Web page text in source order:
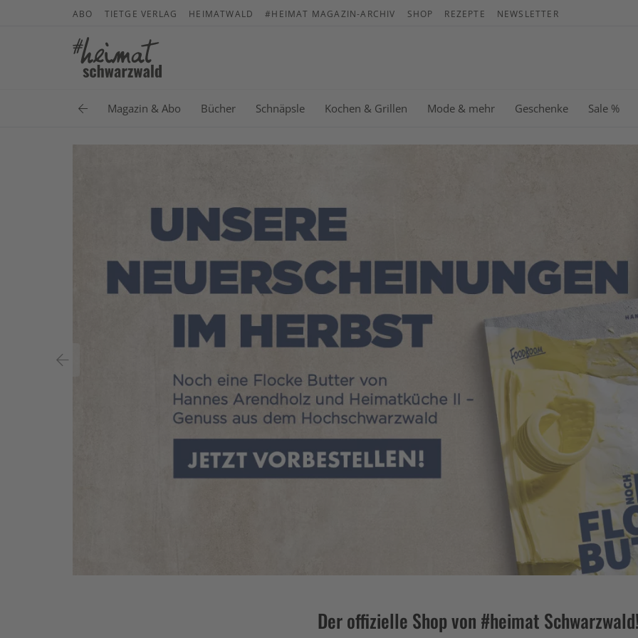
ABO TIETGE VERLAG HEIMATWALD #HEIMAT MAGAZIN-ARCHIV SHOP REZEPTE NEWSLETTER
Magazin & Abo Bücher Schnäpsle Kochen & Grillen Mode & mehr Geschenke Sale %
Der offizielle Shop von #heimat